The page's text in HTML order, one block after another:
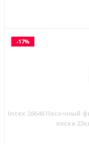
-17%
Intex 26646 Песочный
песка